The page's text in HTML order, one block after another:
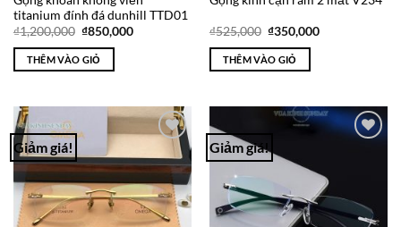
titanium đính đá dunhill TTD01
₫1,200,000 Giá
là:
₫1,200,000.
₫850,000Giá
THÊM VÀO GIỎ
₫525,000 Giá
là:
₫525,000.
₫350,000Giá
THÊM VÀO GIỎ
Giảm giá!
Wishlist
Giảm giá!